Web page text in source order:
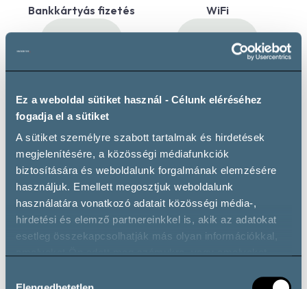
Ez a weboldal sütiket használ - Célunk eléréséhez
fogadja el a sütiket
A sütiket személyre szabott tartalmak és hirdetések
megjelenítésére, a közösségi médiafunkciók
biztosítására és weboldalunk forgalmának elemzésére
használjuk. Emellett megosztjuk weboldalunk
használatára vonatkozó adatait közösségi média-,
hirdetési és elemző partnereinkkel is, akik az adatokat
esetleg összekapcsolhatják más olyan információkkal,
során.
Bankkártyás fizetés WiFi
Saját parkoló
Bortípusok
Vörösbor